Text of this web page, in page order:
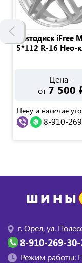
Автодиск iFree
5*112 R-16 Нео-
Цена -
от 7 500
Цену и наличие
8-910-
ШИНЫ
г. Орел, ул.
8-910-269-
Режим работы: